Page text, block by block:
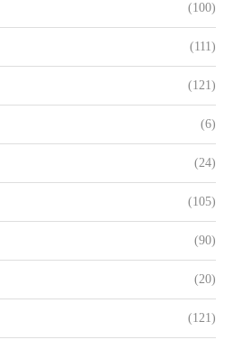
(100)
(111)
(121)
(6)
(24)
(105)
(90)
(20)
(121)